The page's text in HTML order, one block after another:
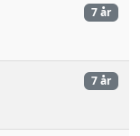
7 år
7 år